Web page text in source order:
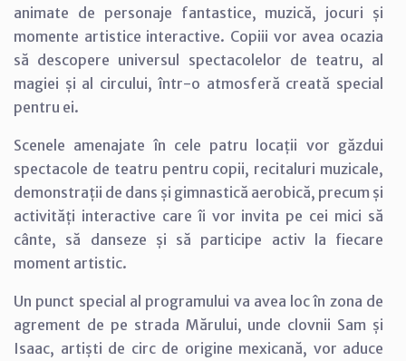
animate de personaje fantastice, muzică, jocuri și
momente artistice interactive. Copiii vor avea ocazia
să descopere universul spectacolelor de teatru, al
magiei și al circului, într-o atmosferă creată special
pentru ei.
Scenele amenajate în cele patru locații vor găzdui
spectacole de teatru pentru copii, recitaluri muzicale,
demonstrații de dans și gimnastică aerobică, precum și
activități interactive care îi vor invita pe cei mici să
cânte, să danseze și să participe activ la fiecare
moment artistic.
Un punct special al programului va avea loc în zona de
agrement de pe strada Mărului, unde clovnii Sam și
Isaac, artiști de circ de origine mexicană, vor aduce